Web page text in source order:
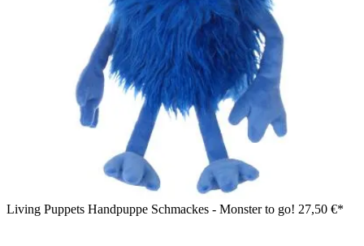
Living Puppets Handpuppe Schmackes - Monster to go! 27,50 €*